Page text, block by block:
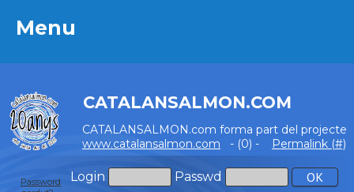
Menu
CATALANSALMON.COM
CATALANSALMON.com forma part del projecte
www.catalansalmon.com - (0) - Permalink (#)
Login Passwd
Password
Menu